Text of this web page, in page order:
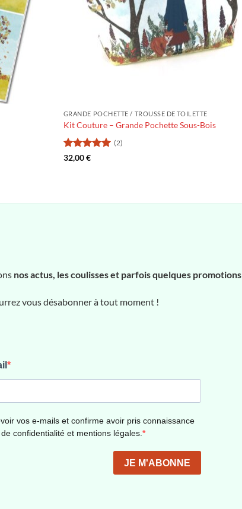
GRANDE POCHETTE / TROUSSE DE TOILETTE
Kit Couture – Grande Pochette Sous-Bois
Note5
(2)
32,00€
nos actus, les coulisses et parfois quelques promotions
vous désabonner à tout moment !